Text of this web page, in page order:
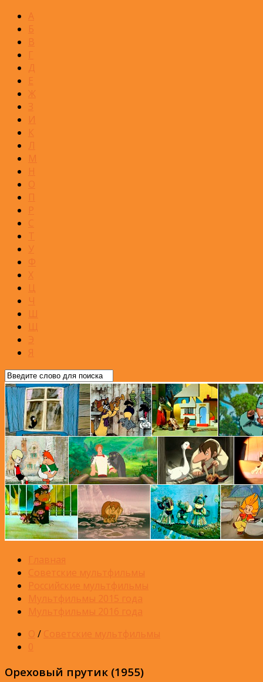
А
Б
В
Г
Д
Е
Ж
З
И
К
Л
М
Н
О
П
Р
С
Т
У
Ф
Х
Ц
Ч
Ш
Щ
Э
Я
Главная
Советские мультфильмы
Российские мультфильмы
Мультфильмы 2015 года
Мультфильмы 2016 года
О / Советские мультфильмы
0
Ореховый прутик (1955)